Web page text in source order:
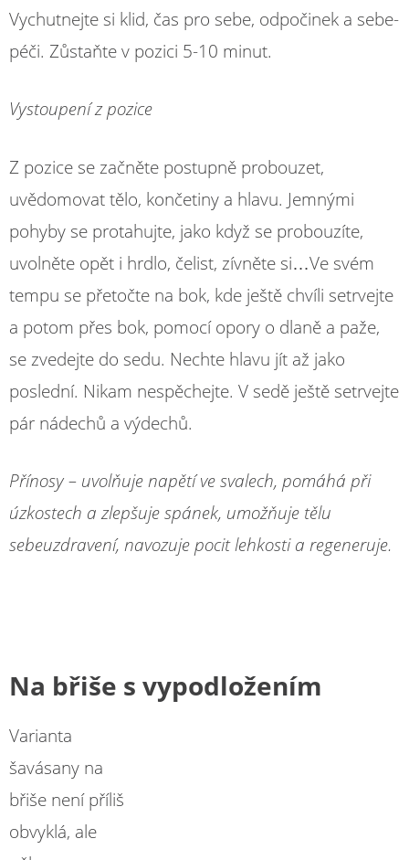
Vychutnejte si klid, čas pro sebe, odpočinek a sebe-
péči. Zůstaňte v pozici 5-10 minut.
Vystoupení z pozice
Z pozice se začněte postupně probouzet,
uvědomovat tělo, končetiny a hlavu. Jemnými
pohyby se protahujte, jako když se probouzíte,
uvolněte opět i hrdlo, čelist, zívněte si…Ve svém
tempu se přetočte na bok, kde ještě chvíli setrvejte
a potom přes bok, pomocí opory o dlaně a paže,
se zvedejte do sedu. Nechte hlavu jít až jako
poslední. Nikam nespěchejte. V sedě ještě setrvejte
pár nádechů a výdechů.
Přínosy – uvolňuje napětí ve svalech, pomáhá při
úzkostech a zlepšuje spánek, umožňuje tělu
sebeuzdravení, navozuje pocit lehkosti a regeneruje.
Na břiše s vypodložením
Varianta
šavásany na
břiše není příliš
obvyklá, ale